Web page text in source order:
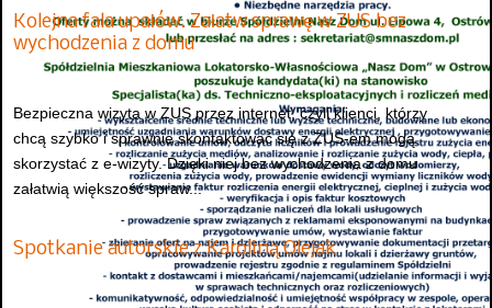
Kolejna fala upałów. Załatw sprawę w ZUS bez
wychodzenia z domu
Bezpieczna wizyta w ZUS przez internet, czyli klienci, którzy
chcą szybko i sprawnie skontaktować się z ZUS-em mogą
skorzystać z e-wizyty. Dzięki niej bez wychodzenia z domu
załatwią większość spraw...
Spotkanie autorskie z Karoliną Olejak